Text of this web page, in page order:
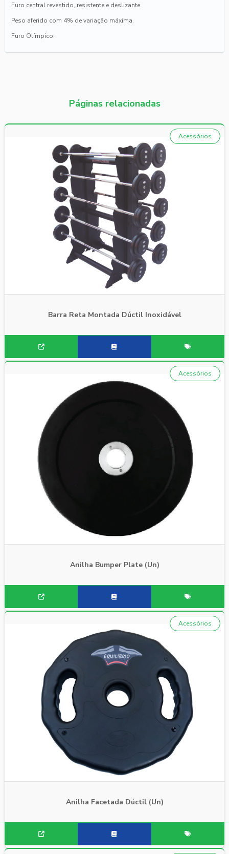
Furo central revestido, resistente e deslizante.
Peso aferido com 4% de variação máxima.
Furo Olímpico.
Páginas relacionadas
Barra Reta Montada Dúctil Inoxidável
Acessórios
Anilha Bumper Plate (Un)
Acessórios
Anilha Facetada Dúctil (Un)
Acessórios